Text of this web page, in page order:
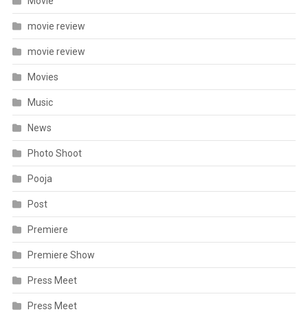
movie review
movie review
Movies
Music
News
Photo Shoot
Pooja
Post
Premiere
Premiere Show
Press Meet
Press Meet